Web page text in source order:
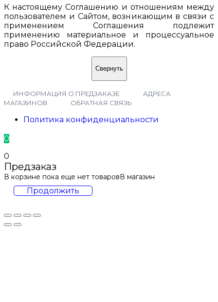
К настоящему Соглашению и отношениям между
пользователем и Сайтом, возникающим в связи с
применением Соглашения подлежит
применению материальное и процессуальное
право Российской Федерации.
Свернуть
ИНФОРМАЦИЯ О ПРЕДЗАКАЗЕ
АДРЕСА
МАГАЗИНОВ
ОБРАТНАЯ СВЯЗЬ
Политика конфиденциальности
0
0
Предзаказ
В корзине пока еще нет товаровВ магазин
Продолжить